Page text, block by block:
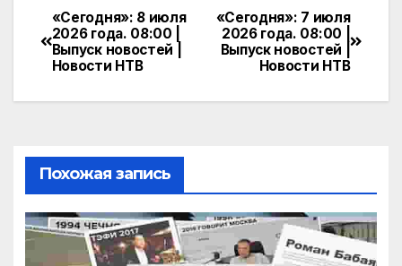
e
gr
a
m
n
o
a
s
ni
ki
itt
er
п
р
в
ь
Навигация
по
записям
«Сегодня»: 7 июля
2026 года. 08:00 |
Выпуск новостей |
Новости НТВ
«Сегодня»: 8 июля
2026 года. 08:00 |
Выпуск новостей |
Новости НТВ
Похожая запись